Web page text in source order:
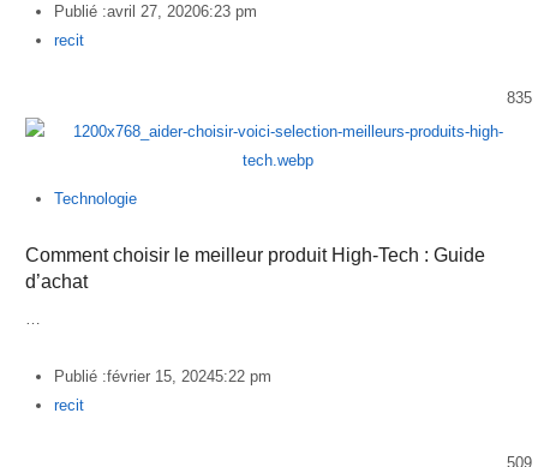
Publié :avril 27, 20206:23 pm
Author
recit
835
Technologie
Comment choisir le meilleur produit High-Tech : Guide
d’achat
Publié :février 15, 20245:22 pm
Author
recit
509